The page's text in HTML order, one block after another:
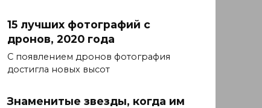
15 лучших фотографий с
дронов, 2020 года
С появлением дронов фотография
достигла новых высот
Знаменитые звезды, когда им